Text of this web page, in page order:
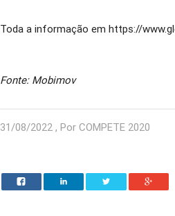
Toda a informação em https://
Fonte: Mobimov
31/08/2022 , Por COMPETE 2020